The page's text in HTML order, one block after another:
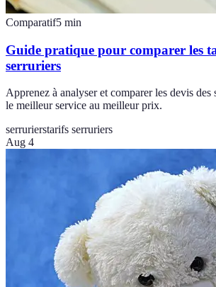
Comparatif5 min
Guide pratique pour comparer les
serruriers
Apprenez à analyser et comparer les devis
le meilleur service au meilleur prix.
serrurierstarifs serruriers
Aug 4